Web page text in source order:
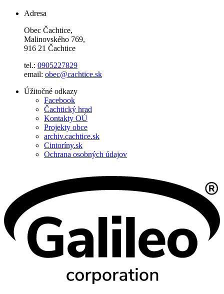
Adresa
Obec Čachtice,
Malinovského 769,
916 21 Čachtice
tel.: 0905227829
email: obec@cachtice.sk
Úžitočné odkazy
Facebook
Čachtický hrad
Kontakty OÚ
Projekty obce
archiv.cachtice.sk
Cintoríny.sk
Ochrana osobných údajov